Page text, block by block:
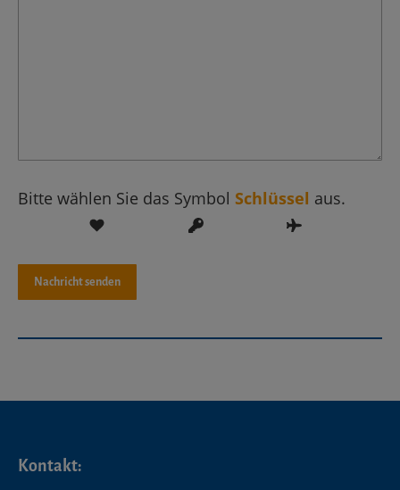
Bitte wählen Sie das Symbol Schlüssel aus.
Kontakt: